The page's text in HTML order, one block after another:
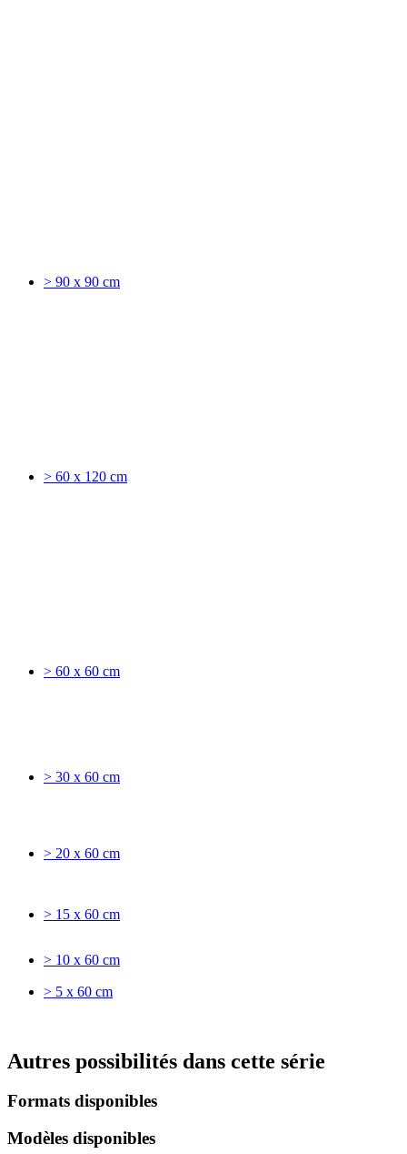
> 90 x 90 cm
> 60 x 120 cm
> 60 x 60 cm
> 30 x 60 cm
> 20 x 60 cm
> 15 x 60 cm
> 10 x 60 cm
> 5 x 60 cm
Autres possibilités dans cette série
Formats disponibles
Modèles disponibles